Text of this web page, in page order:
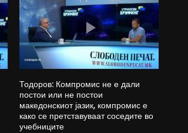
Тодоров: Компромис не е дали
постои или не постои
македонскиот јазик, компромис е
како се претставуваат соседите во
учебниците